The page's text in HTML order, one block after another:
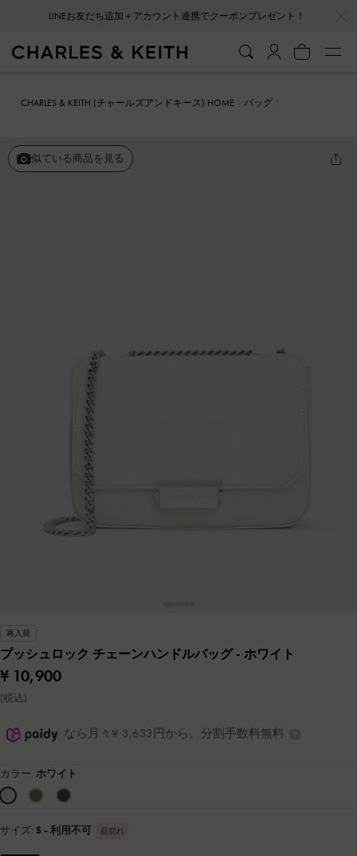
CHARLES & KEITH (チャールズアンドキース) HOME
バッグ
似ている商品を見る
再入荷
プッシュロック チェーンハンドルバッグ- ホワイト
¥ 10,900
(税込)
なら月々¥ 3,633円から。分割手数料無料
カラー: ホワイト
サイズ: S - 利用不可 品切れ